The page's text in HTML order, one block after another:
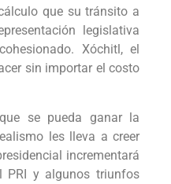
que su tránsito a
legislativa
Xóchitl, el
sin importar el costo
se pueda ganar la
les lleva a creer
incrementará
PRI y algunos triunfos